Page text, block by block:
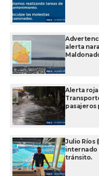
alerta
Alerta roja
pasajeros
Julio Ríos
internado
tránsito.